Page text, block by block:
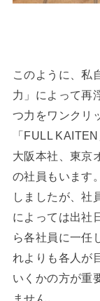
このように、私
力」によって再
つ力をワンクリ
「FULL KAITEN
大阪本社、東京
の社員もいます
しましたが、社
によっては出社
ら各社員に一任
れよりも各人が
いくかの方が重
ません。